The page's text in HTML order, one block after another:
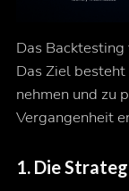
Das
Das Ziel
nehmen und zu
Vergangenheit
1. Die